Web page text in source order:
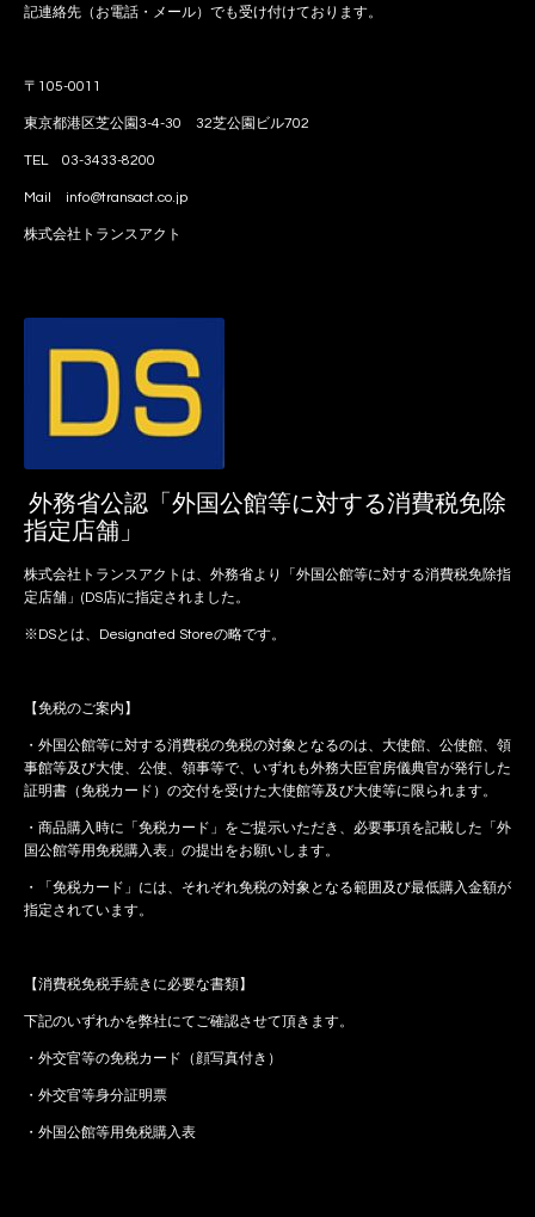
記連絡先（お電話・メール）でも受け付けております。
〒105-0011
東京都港区芝公園3-4-30 32芝公園ビル702
TEL 03-3433-8200
Mail info@transact.co.jp
株式会社トランスアクト
外務省公認「外国公館等に対する消費税免除
指定店舗」
株式会社トランスアクトは、外務省より「外国公館等に対する消費税免除指
定店舗」(DS店)に指定されました。
※DSとは、Designated Storeの略です。
【免税のご案内】
・外国公館等に対する消費税の免税の対象となるのは、大使館、公使館、領
事館等及び大使、公使、領事等で、いずれも外務大臣官房儀典官が発行した
証明書（免税カード）の交付を受けた大使館等及び大使等に限られます。
・商品購入時に「免税カード」をご提示いただき、必要事項を記載した「外
国公館等用免税購入表」の提出をお願いします。
・「免税カード」には、それぞれ免税の対象となる範囲及び最低購入金額が
指定されています。
【消費税免税手続きに必要な書類】
下記のいずれかを弊社にてご確認させて頂きます。
・外交官等の免税カード（顔写真付き）
・外交官等身分証明票
・外国公館等用免税購入表